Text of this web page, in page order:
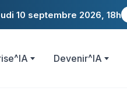
10 septembre 2026, 18h
Devenir^IA